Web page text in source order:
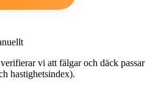
vi att fälgar och däck passar
hastighetsindex).